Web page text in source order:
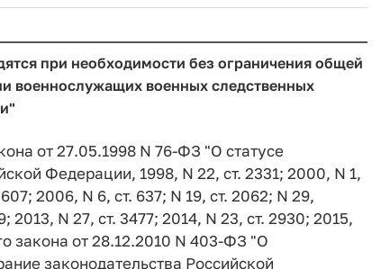
при необходимости без ограничения общей
военнослужащих военных следственных
от 27.05.1998 N 76-ФЗ "О статусе
Федерации, 1998, N 22, ст. 2331; 2000, N 1,
2006, N 6, ст. 637; N 19, ст. 2062; N 29,
2013, N 27, ст. 3477; 2014, N 23, ст. 2930; 2015,
закона от 28.12.2010 N 403-ФЗ "О
законодательства Российской